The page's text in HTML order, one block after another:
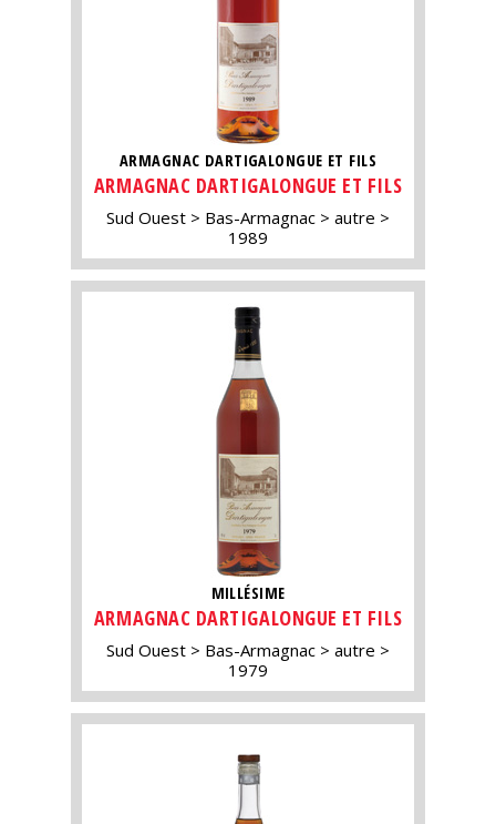
ARMAGNAC DARTIGALONGUE ET FILS
ARMAGNAC DARTIGALONGUE ET FILS
Sud Ouest Bas-Armagnac
autre
1989
MILLÉSIME
ARMAGNAC DARTIGALONGUE ET FILS
Sud Ouest Bas-Armagnac
autre
1979